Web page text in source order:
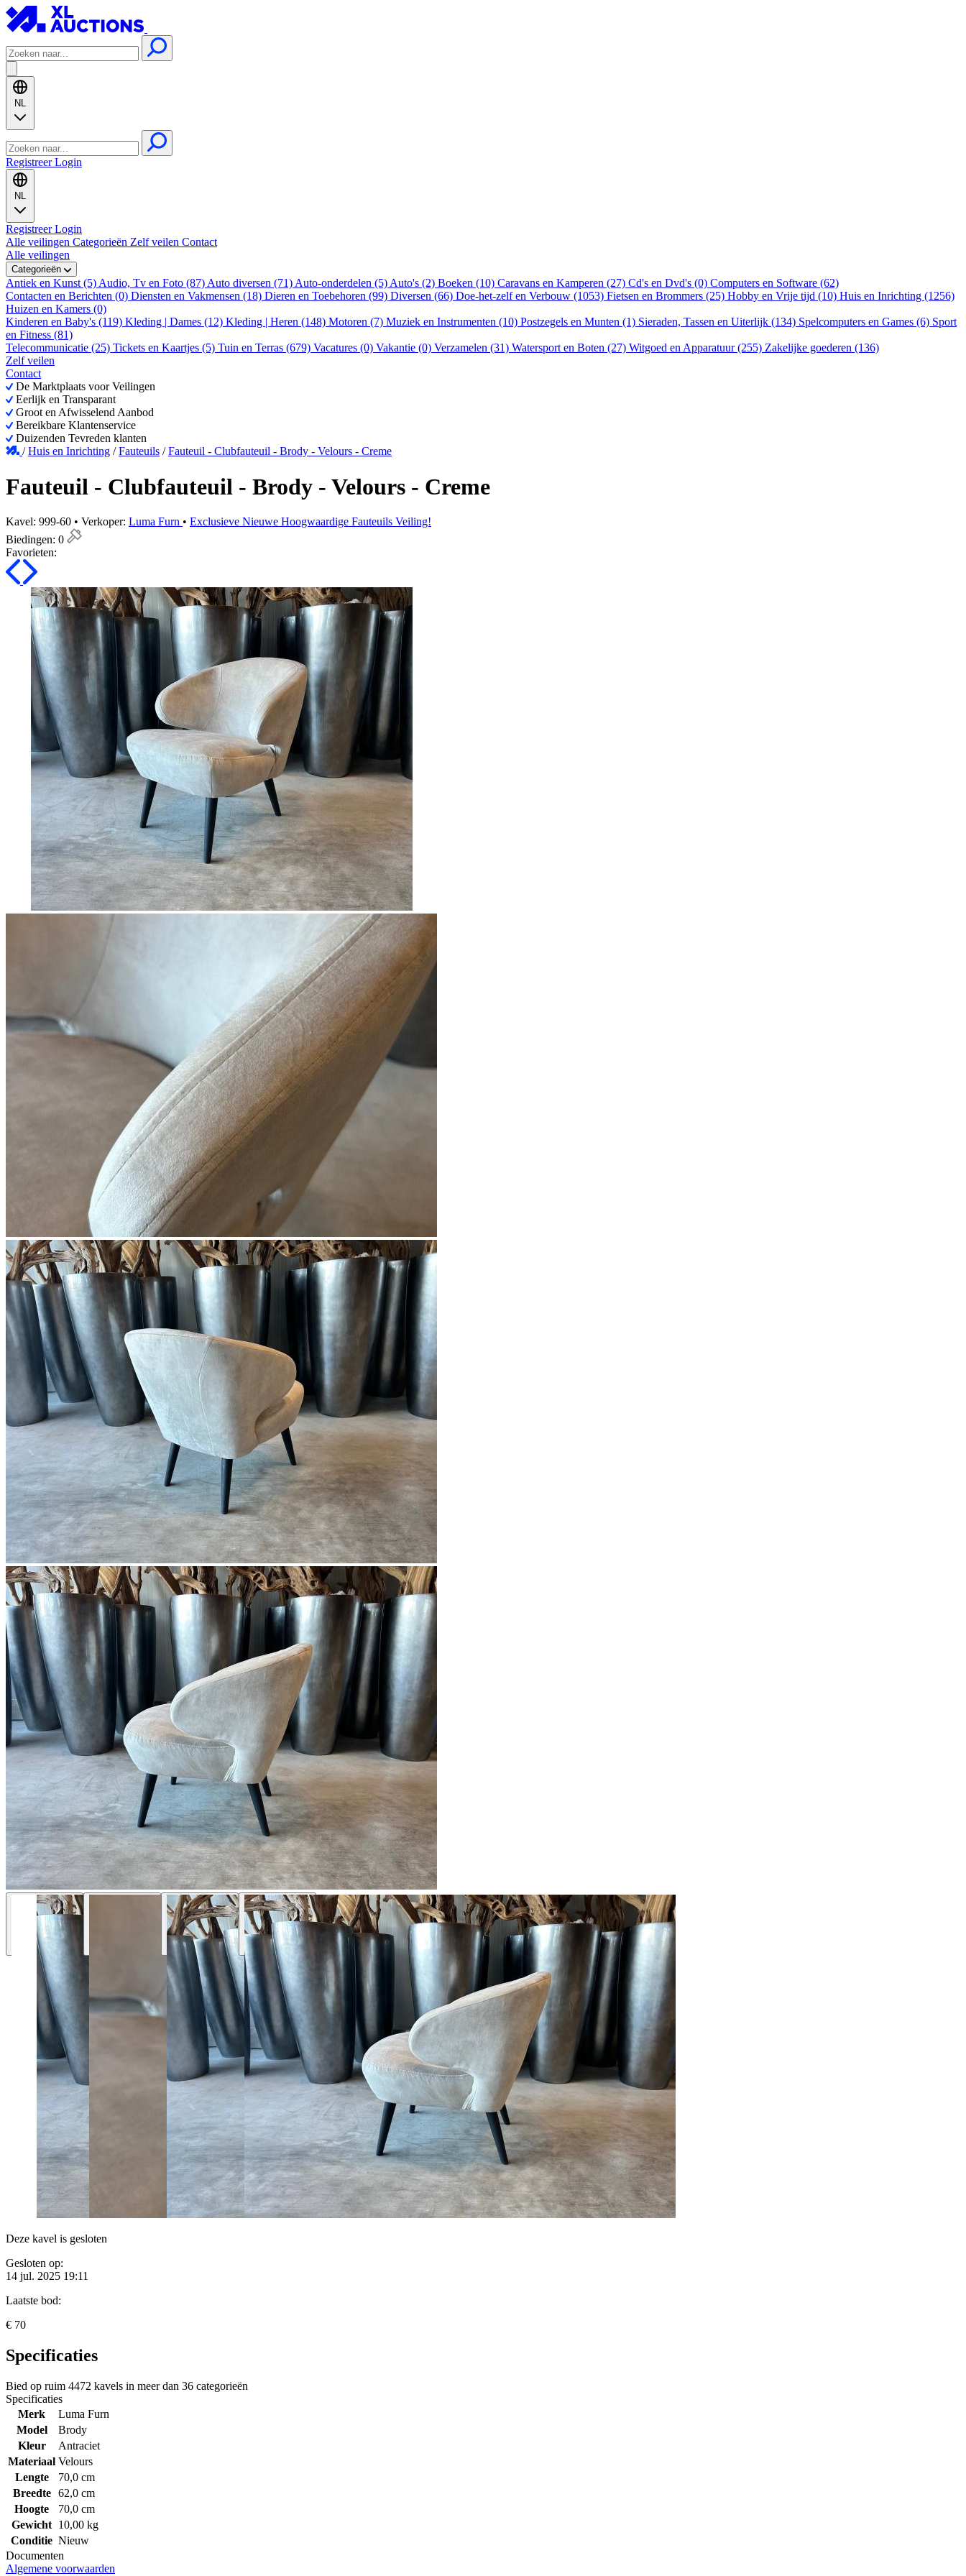
NL
RegistreerLogin
NL
RegistreerLogin
Alle veilingen Categorieën Zelf veilen Contact
Alle veilingen
Categorieën
Antiek en Kunst (5) Audio, Tv en Foto (87) Auto diversen (71) Auto-onderdelen (5) Auto's (2) Boeken (10) Caravans en Kamperen (27) Cd's en Dvd's (0) Computers en Software (62)
Contacten en Berichten (0) Diensten en Vakmensen (18) Dieren en Toebehoren (99) Diversen (66) Doe-het-zelf en Verbouw (1053) Fietsen en Brommers (25) Hobby en Vrije tijd (10) Huis en Inrichting (1256)
Huizen en Kamers (0)
Kinderen en Baby's (119) Kleding | Dames (12) Kleding | Heren (148) Motoren (7) Muziek en Instrumenten (10) Postzegels en Munten (1) Sieraden, Tassen en Uiterlijk (134) Spelcomputers en Games (6) Sport
en Fitness (81)
Telecommunicatie (25) Tickets en Kaartjes (5) Tuin en Terras (679) Vacatures (0) Vakantie (0) Verzamelen (31) Watersport en Boten (27) Witgoed en Apparatuur (255) Zakelijke goederen (136)
Zelf veilen
Contact
De Marktplaats voor Veilingen
Eerlijk en Transparant
Groot en Afwisselend Aanbod
Bereikbare Klantenservice
Duizenden Tevreden klanten
/Huis en Inrichting /Fauteuils /Fauteuil - Clubfauteuil - Brody - Velours - Creme
Fauteuil - Clubfauteuil - Brody - Velours - Creme
Kavel: 999-60 • Verkoper: Luma Furn • Exclusieve Nieuwe Hoogwaardige Fauteuils Veiling!
Biedingen: 0
Favorieten:
Deze kavel is gesloten
Gesloten op:
14 jul. 2025 19:11
Laatste bod:
€ 70
Specificaties
Bied op ruim 4472 kavels in meer dan 36 categorieën
Specificaties
Merk
Luma Furn
Model
Brody
Kleur
Antraciet
Materiaal Velours
Lengte
70,0 cm
Breedte
62,0 cm
Hoogte
70,0 cm
Gewicht 10,00 kg
Conditie Nieuw
Documenten
Algemene voorwaarden